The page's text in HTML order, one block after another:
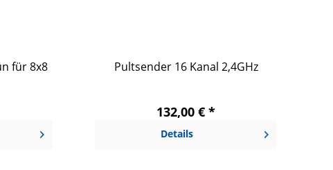
für 8x8
Pultsender 16 Kanal 2,4GHz
132,00 € *
Details